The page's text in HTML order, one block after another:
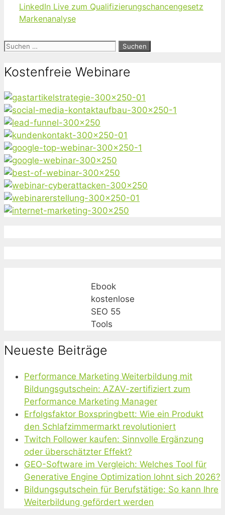
LinkedIn Live zum Qualifizierungschancengesetz
Markenanalyse
Suchen
Kostenfreie Webinare
Ebook
kostenlose
SEO 55
Tools
Neueste Beiträge
Performance Marketing Weiterbildung mit
Bildungsgutschein: AZAV-zertifiziert zum
Performance Marketing Manager
Erfolgsfaktor Boxspringbett: Wie ein Produkt
den Schlafzimmermarkt revolutioniert
Twitch Follower kaufen: Sinnvolle Ergänzung
oder überschätzter Effekt?
GEO-Software im Vergleich: Welches Tool für
Generative Engine Optimization lohnt sich 2026?
Bildungsgutschein für Berufstätige: So kann Ihre
Weiterbildung gefördert werden